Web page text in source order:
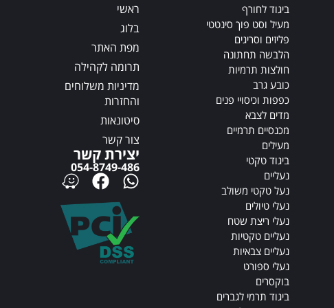
ביגוד לחורף
מעיל וסט פוך סינטטי
פליזים וסריגים
הלבשה תחתונה
חולצות תרמיות
כובע גרב
כפפות וכיסויי פנים
מדים לצבא
מכנסיים תרמיים
מעילים
ביגוד טקטי
נעליים
נעל טקטי משולב
נעלי טיולים
נעלי ריצת שטח
נעליים טקטיות
נעליים צבאיות
נעלי ספורט
בוקסרים
ביגוד תרמי לגברים
ראשי
בלוג
מפת האתר
תרומה לקהילה
מדיניות משלוחים
והחזרות
סיטונאות
צור קשר
יצירת קשר
054-8749-486